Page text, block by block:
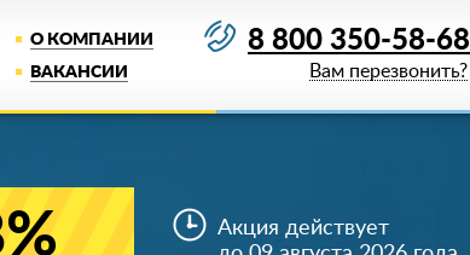
О КОМПАНИИ
ВАКАНСИИ
8 800 350-58-68
Вам перезвонить?
Акция действует